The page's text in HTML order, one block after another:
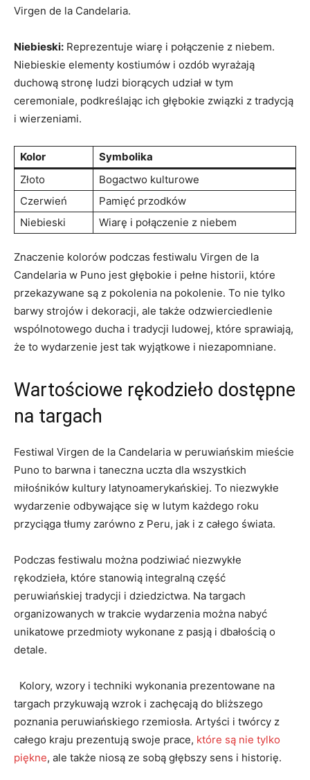
Virgen de la Candelaria.
Niebieski: ⁣Reprezentuje ⁤wiarę i połączenie z niebem.
Niebieskie elementy kostiumów ⁢i ozdób wyrażają‍
duchową stronę ludzi biorących udział‌ w tym
ceremoniale,‍ podkreślając⁣ ich głębokie związki z tradycją
i wierzeniami.
Kolor
Symbolika
Złoto
Bogactwo⁢ kulturowe
Czerwień
Pamięć przodków
Niebieski
Wiarę i połączenie ​z niebem
Znaczenie kolorów⁣ podczas ⁣festiwalu Virgen de la
Candelaria w Puno ​jest głębokie i pełne historii, ⁤które
przekazywane​ są z pokolenia na pokolenie. To‌ nie tylko
barwy strojów‍ i ⁣dekoracji, ‌ale‍ także​ odzwierciedlenie
wspólnotowego ducha i‌ tradycji ludowej, które sprawiają,
⁣że to wydarzenie⁣ jest tak wyjątkowe‌ i niezapomniane.
Wartościowe rękodzieło dostępne
‍na targach
Festiwal Virgen de la Candelaria‍ w peruwiańskim mieście
Puno ‍to barwna i taneczna uczta dla wszystkich
miłośników kultury latynoamerykańskiej. To⁣ niezwykłe
wydarzenie odbywające się w lutym każdego roku
przyciąga tłumy zarówno ​z⁣ Peru, jak i ⁤z całego świata.
Podczas festiwalu można⁢ podziwiać niezwykłe
‍rękodzieła, które stanowią integralną część
⁣peruwiańskiej tradycji i dziedzictwa. Na ⁢targach
organizowanych w ‌trakcie wydarzenia ⁤można⁢ nabyć
unikatowe przedmioty ⁣wykonane z pasją i dbałością o
detale.
​ ⁢ Kolory,‍ wzory i techniki wykonania prezentowane‍ na
targach przykuwają wzrok ⁤i zachęcają do bliższego
poznania peruwiańskiego rzemiosła. Artyści i twórcy ‍z
całego⁢ kraju prezentują swoje ⁤prace, które są nie tylko
⁣piękne, ale także niosą ze sobą głębszy sens i historię.